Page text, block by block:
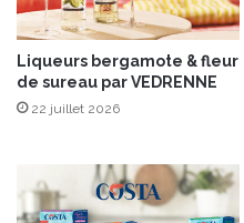
r
e
”Liqueurs bergamote & fleur
de sureau par VEDRENNE
22 juillet 2026